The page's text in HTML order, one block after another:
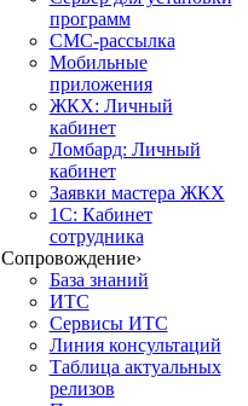
программ
СМС-рассылка
Мобильные
приложения
ЖКХ: Личный
кабинет
Ломбард: Личный
кабинет
Заявки мастера ЖКХ
1С: Кабинет
сотрудника
Сопровождение›
База знаний
ИТС
Сервисы ИТС
Линия консультаций
Таблица актуальных
релизов